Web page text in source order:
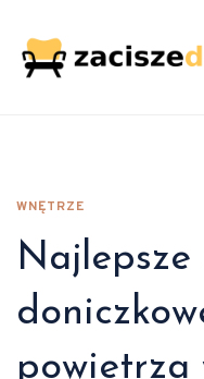
WNĘTRZE
Najlepsze
powietrza